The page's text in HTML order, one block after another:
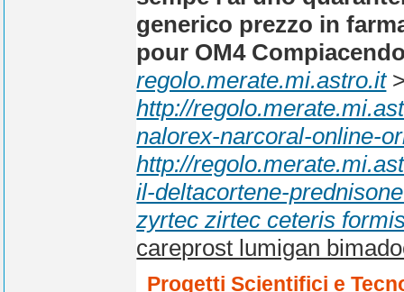
generico prezzo in
pour OM4
regolo.merate.mi.astro.it
http://
nalorex-narcoral-online-
http://
il-deltacortene-
zyrtec zirtec ceteris
careprost lumigan
Progetti Scientifici e